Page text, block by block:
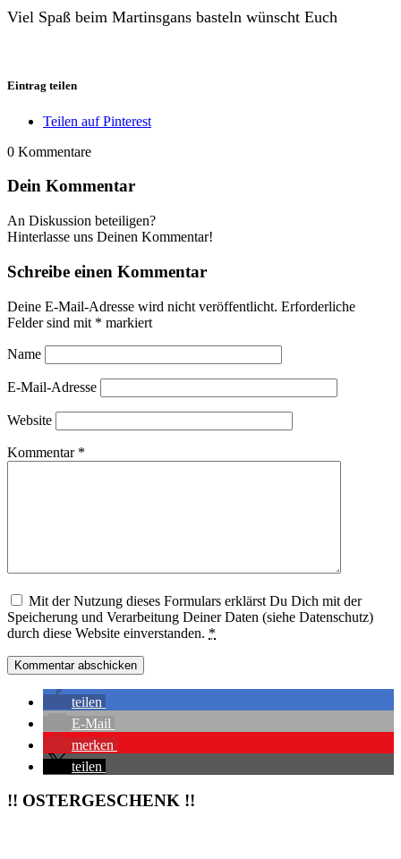
Viel Spaß beim Martinsgans basteln wünscht Euch
Eintrag teilen
Teilen auf Pinterest
0 Kommentare
Dein Kommentar
An Diskussion beteiligen?
Hinterlasse uns Deinen Kommentar!
Schreibe einen Kommentar
Deine E-Mail-Adresse wird nicht veröffentlicht. Erforderliche
Felder sind mit * markiert
Name
E-Mail-Adresse
Website
Kommentar *
Mit der Nutzung dieses Formulars erklärst Du Dich mit der
Speicherung und Verarbeitung Deiner Daten (siehe Datenschutz)
durch diese Website einverstanden. *
teilen
E-Mail
merken
teilen
!! OSTERGESCHENK !!